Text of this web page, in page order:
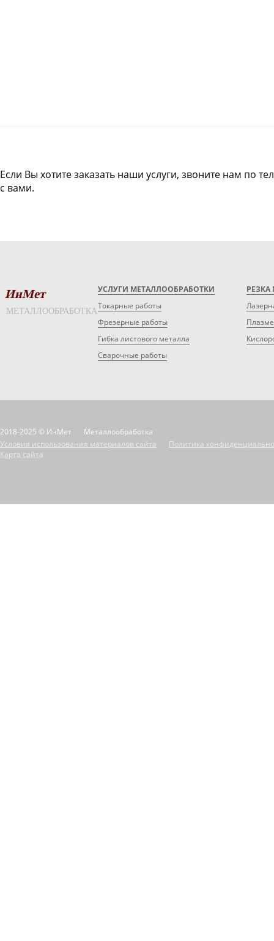
Если Вы хотите заказать наши услуги, звоните нам по
с вами.
ИнМет
МЕТАЛЛООБРАБОТКА
УСЛУГИ МЕТАЛЛООБРАБОТКИ
Токарные работы
Фрезерные работы
Гибка листового металла
Сварочные работы
РЕЗКА
2018-2025 © ИнМет
Металлообработка
Условия использования материалов сайта
Политика
Карта сайта